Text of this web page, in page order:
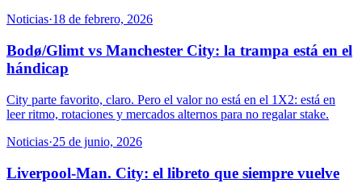
Noticias·18 de febrero, 2026
Bodø/Glimt vs Manchester City: la trampa está en el
hándicap
City parte favorito, claro. Pero el valor no está en el 1X2: está en
leer ritmo, rotaciones y mercados alternos para no regalar stake.
Noticias·25 de junio, 2026
Liverpool-Man. City: el libreto que siempre vuelve